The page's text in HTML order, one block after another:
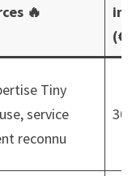
🔥
Tiny
service
reconnu